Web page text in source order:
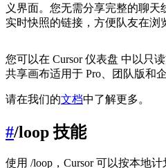
义界面。您无需分享完整的聊
实时快照的链接，方便队友在浏
您可以在 Cursor 仪表盘 中以只
共享画布适用于 Pro、团队版和企
请在我们的文档中了解更多。
#/loop 技能
使用 /loop，Cursor 可以按本地